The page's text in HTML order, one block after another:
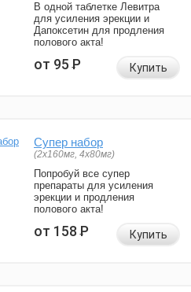
В одной таблетке Левитра
для усиления эрекции и
Дапоксетин для продления
полового акта!
от 95Р Купить
Супер набор
(2х160мг, 4х80мг)
Попробуй все супер
препараты для усиления
эрекции и продления
полового акта!
от 158Р Купить